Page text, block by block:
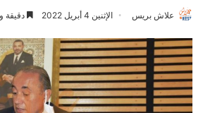
علاش بريس الإثنين 4 أبريل 2022 دقيقة